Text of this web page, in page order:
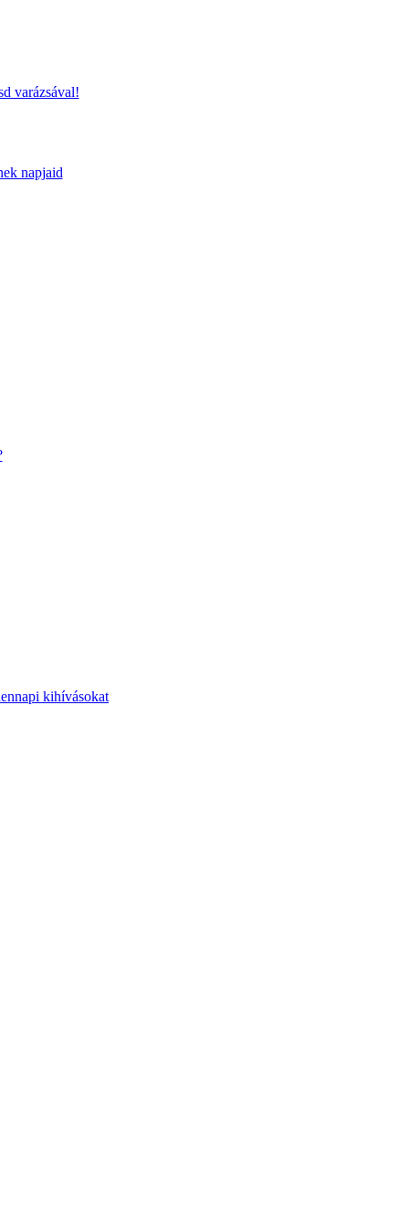
varázsával!
napjaid
kihívásokat